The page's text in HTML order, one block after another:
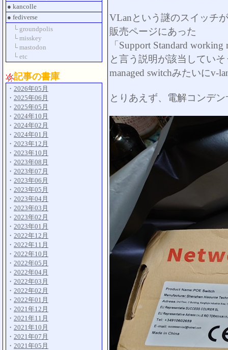
● kancolle
● fediverse
└ groundpolis
└ misskey
└ mastodon
└ etc
記事の書庫
・ 2026年05月
・ 2025年06月
・ 2025年05月
・ 2024年10月
・ 2024年02月
・ 2024年01月
・ 2023年12月
・ 2023年10月
・ 2023年08月
・ 2023年07月
・ 2023年06月
・ 2023年05月
・ 2023年04月
・ 2023年03月
・ 2023年02月
・ 2023年01月
・ 2022年12月
・ 2022年11月
・ 2022年10月
・ 2022年05月
・ 2022年04月
・ 2022年03月
・ 2022年02月
・ 2022年01月
・ 2021年12月
・ 2021年11月
・ 2021年10月
・ 2021年07月
・ 2021年05月
VLanという謎のスイッチ
販売ページにあった
「Support Standard
と言う説明が該当してい
managed switchみたいに
とりあえず、電解コンデ